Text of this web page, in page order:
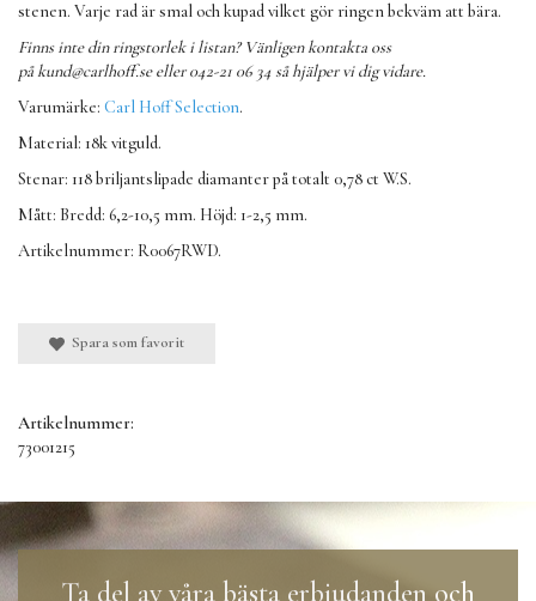
stenen. Varje rad är smal och kupad vilket gör ringen bekväm att bära.
Finns inte din ringstorlek i listan? Vänligen kontakta oss
påkund@carlhoff.seeller 042-21 06 34 så hjälper vi dig vidare.
Varumärke: Carl Hoff Selection.
Material: 18k vitguld.
Stenar: 118 briljantslipade diamanter på totalt 0,78 ct W.S.
Mått: Bredd: 6,2-10,5 mm. Höjd: 1-2,5 mm.
Artikelnummer: R0067RWD.
Spara som favorit
Artikelnummer:
73001215
Ta del av våra bästa erbjudanden och